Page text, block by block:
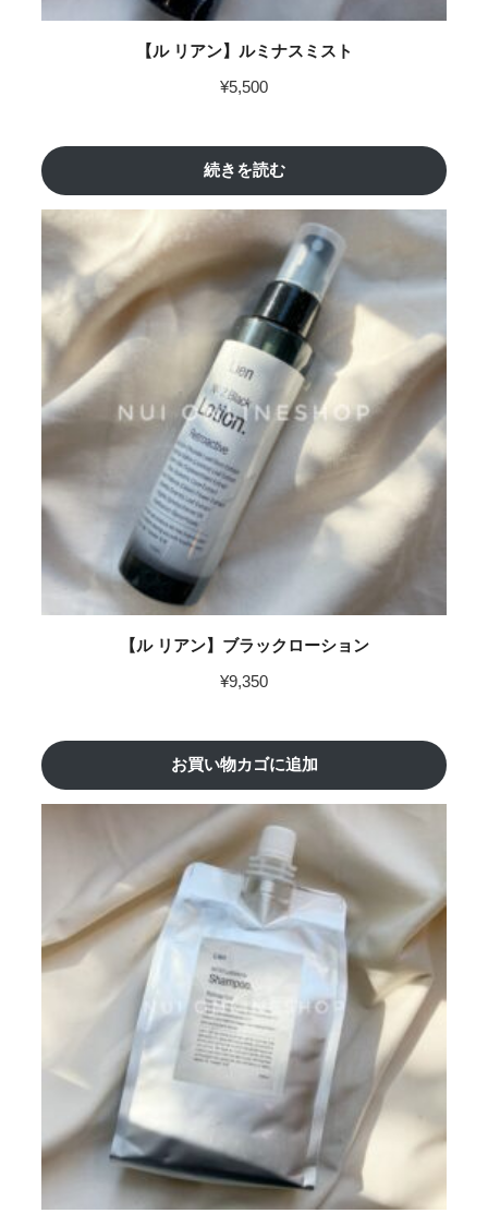
【ル リアン】ルミナスミスト
¥5,500
続きを読む
【ル リアン】ブラックローション
¥9,350
お買い物カゴに追加